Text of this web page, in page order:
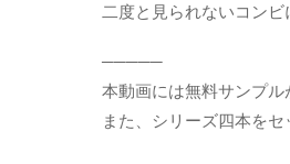
二度と見られないコンビ
─────
本動画には無料サンプル
また、シリーズ四本を